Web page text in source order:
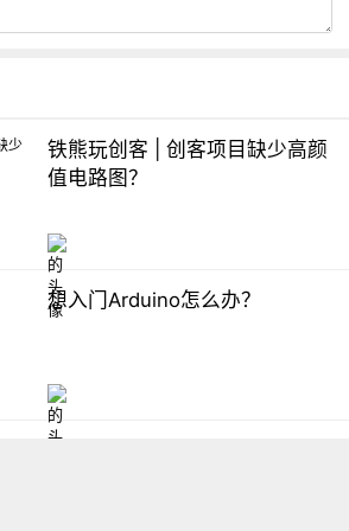
铁熊玩创客 | 创客项目缺少高颜
值电路图？
想入门Arduino怎么办？